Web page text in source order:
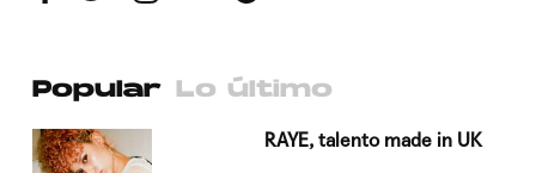
Popular Lo último
RAYE, talento made in UK